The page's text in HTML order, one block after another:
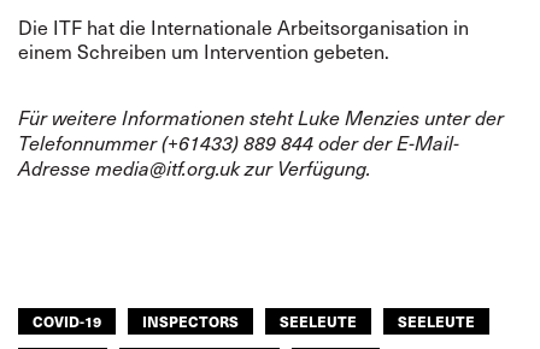
Die ITF hat die Internationale Arbeitsorganisation in
einem Schreiben um Intervention gebeten.
Für weitere Informationen steht Luke Menzies unter der
Telefonnummer (+61433) 889 844 oder der E-Mail-
Adressemedia@itf.org.ukzur Verfügung.
COVID-19 INSPECTORS SEELEUTE
SEELEUTE